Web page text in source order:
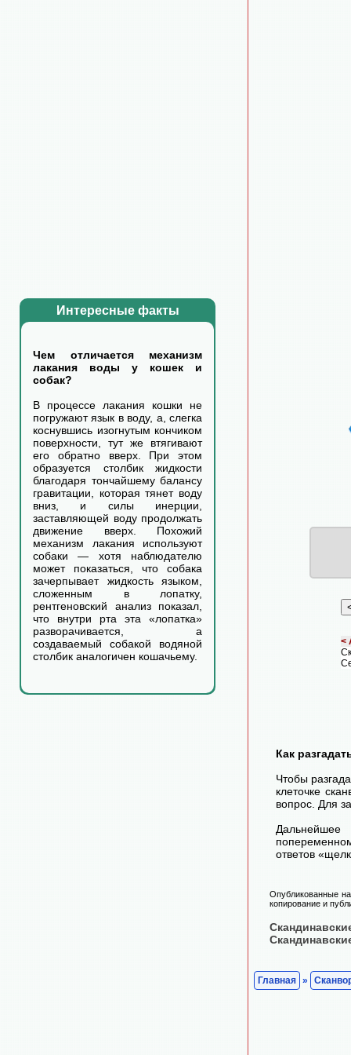
Интересные факты
Чем отличается механизм
лакания воды у кошек и
собак?
В процессе лакания кошки не
погружают язык в воду, а, слегка
коснувшись изогнутым кончиком
поверхности, тут же втягивают
его обратно вверх. При этом
образуется столбик жидкости
благодаря тончайшему балансу
гравитации, которая тянет воду
вниз, и силы инерции,
заставляющей воду продолжать
движение вверх. Похожий
механизм лакания используют
собаки — хотя наблюдателю
может показаться, что собака
зачерпывает жидкость языком,
сложенным в лопатку,
рентгеновский анализ показал,
что внутри рта эта «лопатка»
разворачивается, а
создаваемый собакой водяной
столбик аналогичен кошачьему.
<
Как
Чтобы
клеточке
вопрос. Для
ответов
Опубликованные
копирование и
Главная »